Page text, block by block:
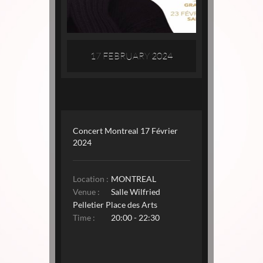
17 FEBRUARY 2024
Concert Montreal 17 Février
2024
Location : MONTREAL
Venue :
Salle Wilfried
Pelletier Place des Arts
Time :
20:00 - 22:30